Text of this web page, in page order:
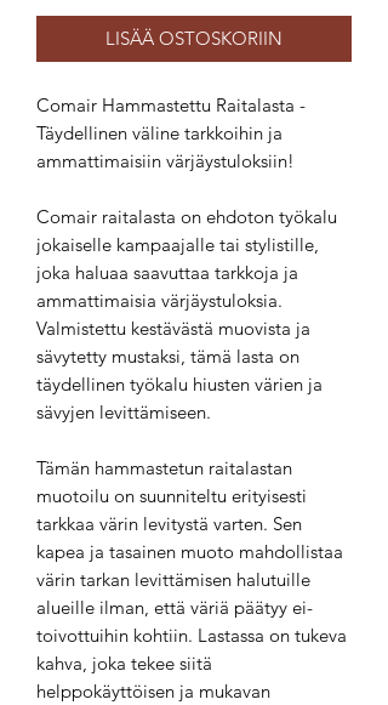
LISÄÄ OSTOSKORIIN
Comair Hammastettu Raitalasta -
Täydellinen väline tarkkoihin ja
ammattimaisiin värjäystuloksiin!
Comair raitalasta on ehdoton työkalu
jokaiselle kampaajalle tai stylistille,
joka haluaa saavuttaa tarkkoja ja
ammattimaisia värjäystuloksia.
Valmistettu kestävästä muovista ja
sävytetty mustaksi, tämä lasta on
täydellinen työkalu hiusten värien ja
sävyjen levittämiseen.
Tämän hammastetun raitalastan
muotoilu on suunniteltu erityisesti
tarkkaa värin levitystä varten. Sen
kapea ja tasainen muoto mahdollistaa
värin tarkan levittämisen halutuille
alueille ilman, että väriä päätyy ei-
toivottuihin kohtiin. Lastassa on tukeva
kahva, joka tekee siitä
helppokäyttöisen ja mukavan